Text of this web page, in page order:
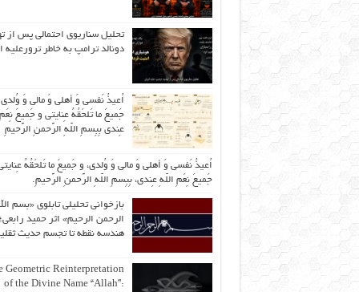
تحلیل سناریوی احتمالی پس از
دونالد ترامپ به خاطر ترورعلیه
اُعیذُ نَفسی وَ أهلی وَ مالی وَ
جَمیعَ ما تَلحَقُهُ عِنایتی و جَمیعَ نِعَمِ
عِندی بِبِسمِ اللّهِ الرَّحمنِ الرَّحیمِ
اُعیذُ نَفسی وَ أهلی وَ مالی وَ وُلدی، و جَمیعَ ما تَلحَقُهُ
جَمیعَ نِعَمِ اللّهِ عِندی، بِبِسمِ اللّهِ الرَّحمنِ الرَّحیمِ.
بازخوانی تحلیلی تابلوی «بسم
الرحمن الرحیم» اثر حمید رابعی؛
هندسه نقطه تا تجسم حدیث
Geometric Reinterpretation
of the Divine Name “Allah”: